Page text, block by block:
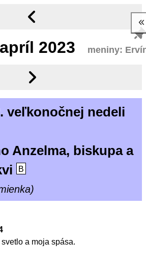
apríl 2023 meniny:
veľkonočnej nedeli
Anzelma, biskupa a
B
a moja spása.